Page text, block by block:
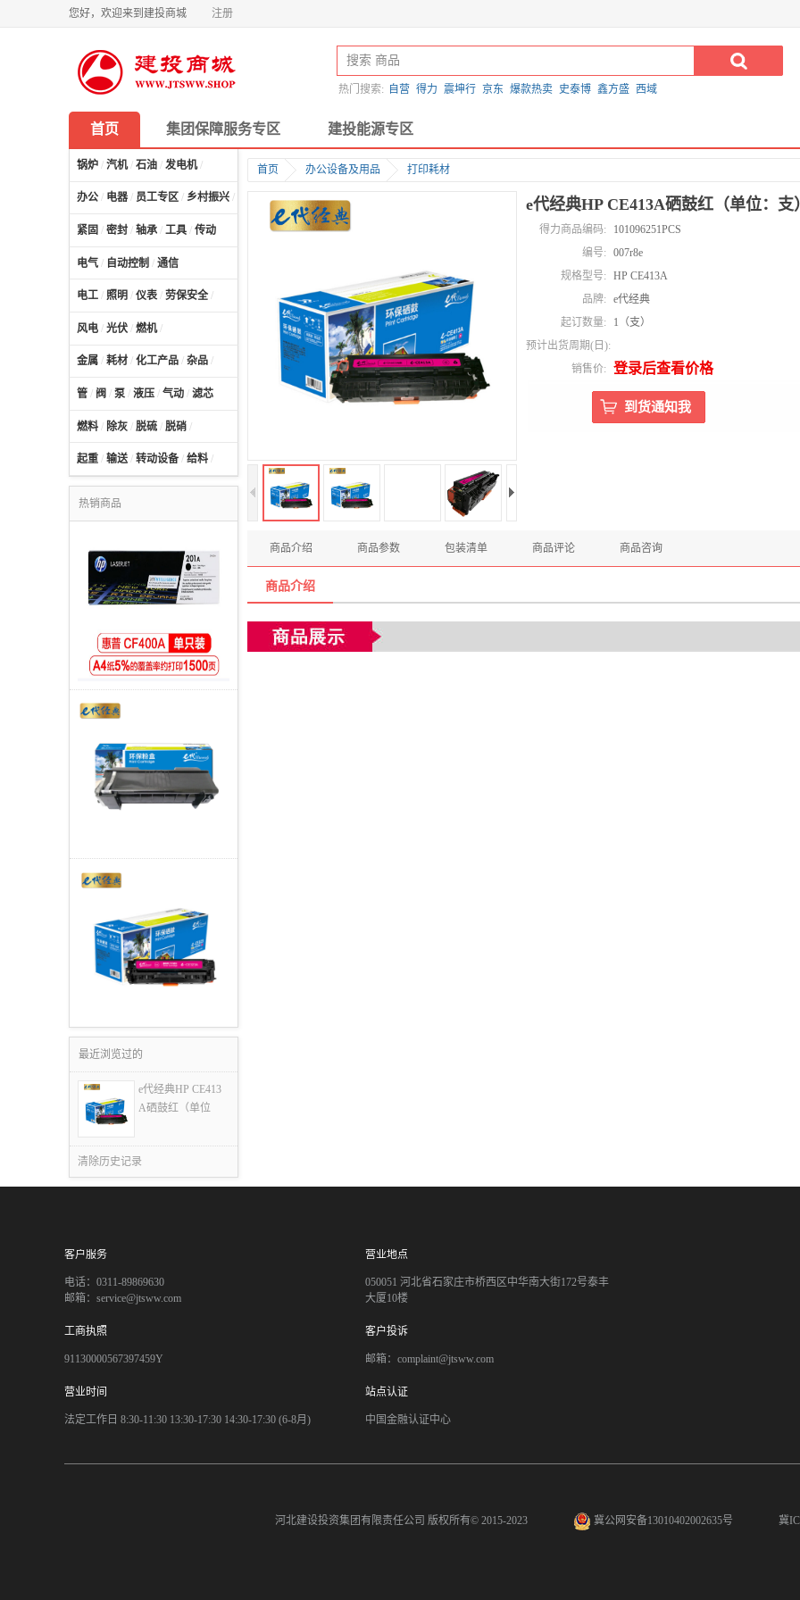
您好，欢迎来到建投商城 注册
热门搜索: 自营 得力 震坤行 京东 爆款热卖 史泰博 鑫方盛 西域
首页 集团保障服务专区 建投能源专区
锅炉 / 汽机/ 石油 / 发电机/
办公 / 电器 / 员工专区 / 乡村振兴 / 计算机及配件/
紧固 / 密封 / 轴承 / 工具 / 传动
电气 / 自动控制 / 通信
电工 / 照明 / 仪表 / 劳保安全 /
风电 / 光伏 / 燃机/
金属 / 耗材 / 化工产品 / 杂品 /
管 / 阀 / 泵 / 液压 / 气动 / 滤芯
燃料 / 除灰 / 脱硫 / 脱硝 /
起重 / 输送/ 转动设备 / 给料 /
热销商品
最近浏览过的
e代经典HP CE413
A硒鼓红（单位
清除历史记录
首页 办公设备及用品 打印耗材
e代经典HP CE413A硒鼓红（单位：支
得力商品编码:
101096251PCS
编号:
007r8e
规格型号:
HP CE413A
品牌:
e代经典
起订数量:
1（支）
预计出货周期(日):
销售价:
登录后查看价格
商品介绍 商品参数 包装清单 商品评论 商品咨询
商品介绍
客户服务
电话：0311-89869630
邮箱：service@jtsww.com
营业地点
050051 河北省石家庄市桥西区中华南大街172号泰丰
大厦10楼
工商执照
91130000567397459Y
客户投诉
邮箱：complaint@jtsww.com
营业时间
法定工作日 8:30-11:30 13:30-17:30 14:30-17:30 (6-8月)
站点认证
中国金融认证中心
河北建设投资集团有限责任公司 版权所有© 2015-2023 冀公网安备13010402002635号 冀